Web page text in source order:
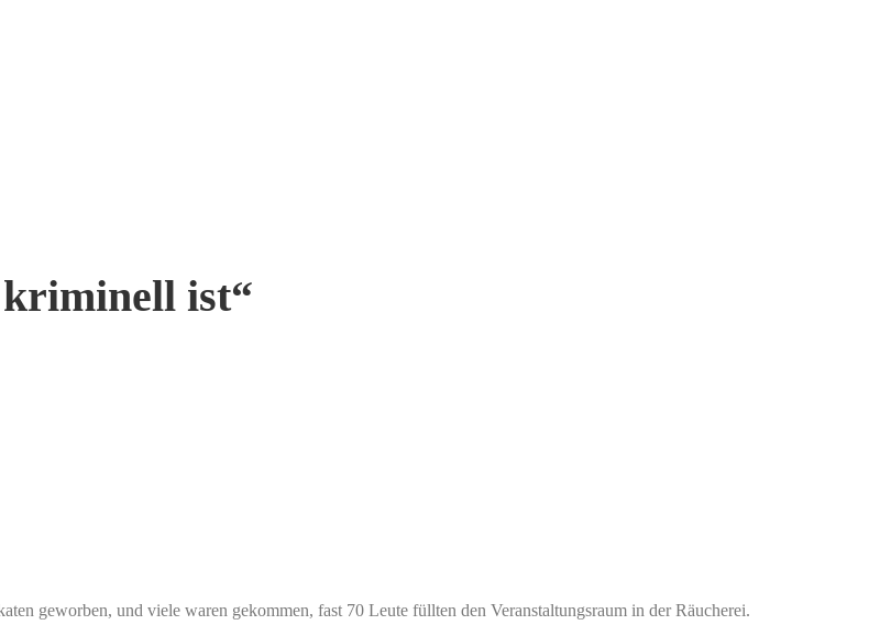
kriminell ist“
geworben, und viele waren gekommen, fast 70 Leute füllten den Veranstaltungsraum in der Räucherei.